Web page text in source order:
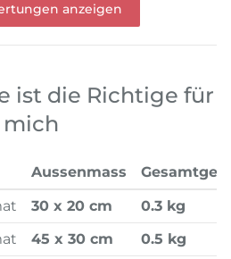
anzeigen
ist die Richtige für
mich
Aussenmass
30 x 20 cm
0.3 kg
45 x 30 cm
0.5 kg